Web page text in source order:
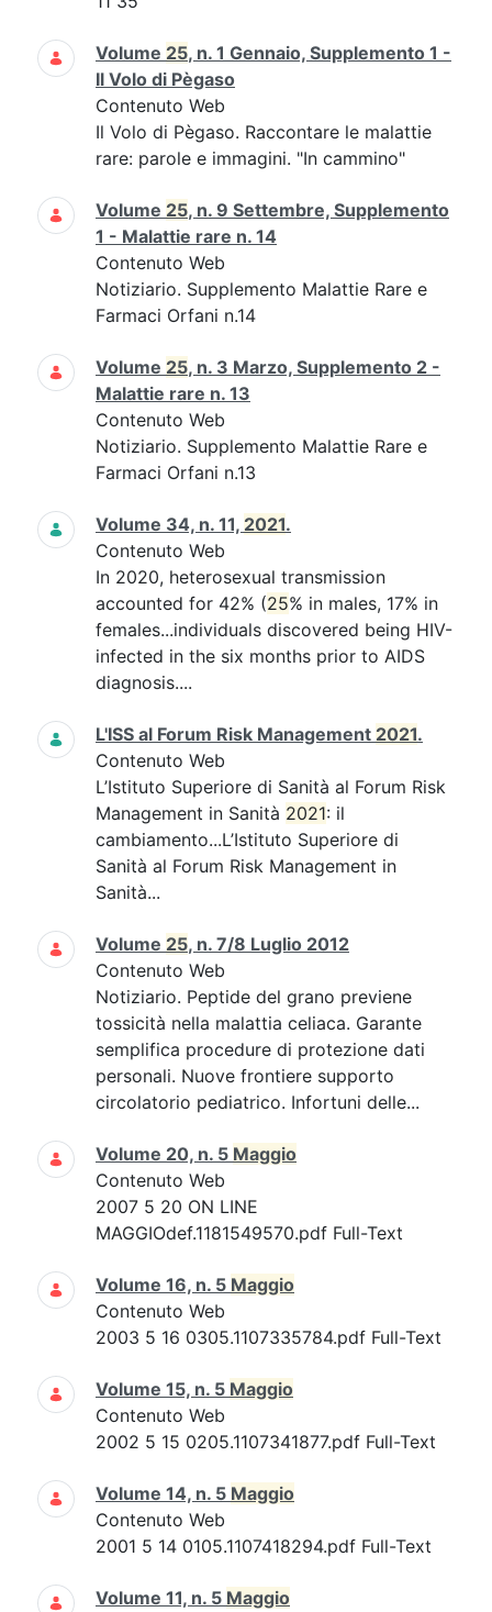
Volume 25, n. 1 Gennaio, Supplemento 1 -
Il Volo di Pègaso
Contenuto Web
Il Volo di Pègaso. Raccontare le malattie
rare: parole e immagini. "In cammino"
Volume 25, n. 9 Settembre, Supplemento
1 - Malattie rare n. 14
Contenuto Web
Notiziario. Supplemento Malattie Rare e
Farmaci Orfani n.14
Volume 25, n. 3 Marzo, Supplemento 2 -
Malattie rare n. 13
Contenuto Web
Notiziario. Supplemento Malattie Rare e
Farmaci Orfani n.13
Volume 34, n. 11, 2021.
Contenuto Web
In 2020, heterosexual transmission
accounted for 42% (25% in males, 17% in
females...individuals discovered being HIV-
infected in the six months prior to AIDS
diagnosis....
L'ISS al Forum Risk Management 2021.
Contenuto Web
L’Istituto Superiore di Sanità al Forum Risk
Management in Sanità 2021: il
cambiamento...L’Istituto Superiore di
Sanità al Forum Risk Management in
Sanità...
Volume 25, n. 7/8 Luglio 2012
Contenuto Web
Notiziario. Peptide del grano previene
tossicità nella malattia celiaca. Garante
semplifica procedure di protezione dati
personali. Nuove frontiere supporto
circolatorio pediatrico. Infortuni delle...
Volume 20, n. 5 Maggio
Contenuto Web
2007 5 20 ON LINE
MAGGIOdef.1181549570.pdf Full-Text
Volume 16, n. 5 Maggio
Contenuto Web
2003 5 16 0305.1107335784.pdf Full-Text
Volume 15, n. 5 Maggio
Contenuto Web
2002 5 15 0205.1107341877.pdf Full-Text
Volume 14, n. 5 Maggio
Contenuto Web
2001 5 14 0105.1107418294.pdf Full-Text
Volume 11, n. 5 Maggio